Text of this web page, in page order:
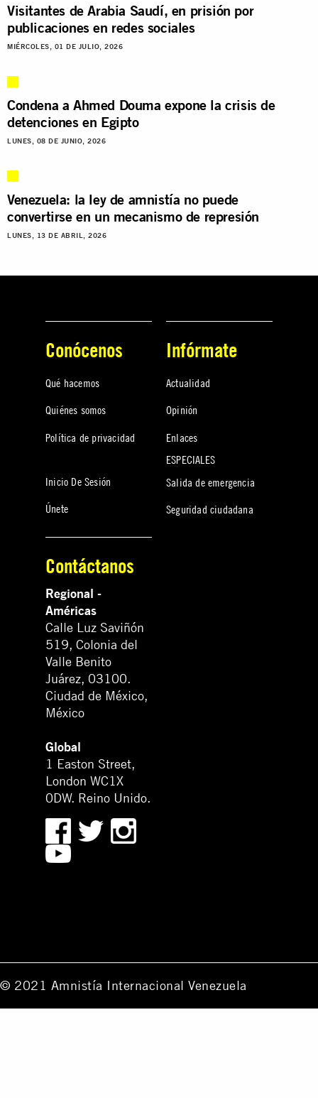
Visitantes de Arabia Saudí, en prisión por
publicaciones en redes sociales
MIÉRCOLES, 01 DE JULIO, 2026
Condena a Ahmed Douma expone la crisis de
detenciones en Egipto
LUNES, 08 DE JUNIO, 2026
Venezuela: la ley de amnistía no puede
convertirse en un mecanismo de represión
LUNES, 13 DE ABRIL, 2026
Conócenos
Qué hacemos
Quiénes somos
Política de privacidad
Inicio De Sesión
Únete
Infórmate
Actualidad
Opinión
Enlaces
ESPECIALES
Salida de emergencia
Seguridad ciudadana
Contáctanos
Regional -
Américas
Calle Luz Saviñón
519, Colonia del
Valle Benito
Juárez, 03100.
Ciudad de México,
México
Global
1 Easton Street,
London WC1X
0DW. Reino Unido.
© 2021 Amnistía Internacional Venezuela